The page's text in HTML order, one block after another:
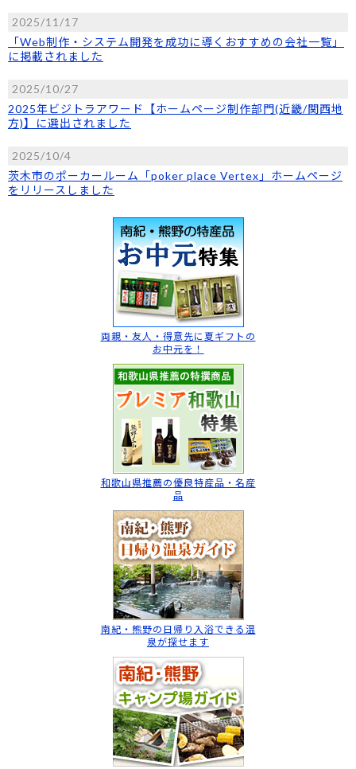
2025/11/17
「Web制作・システム開発を成功に導くおすすめの会社一覧」
に掲載されました
2025/10/27
2025年ビジトラアワード【ホームページ制作部門(近畿/関西地
方)】に選出されました
2025/10/4
茨木市のポーカールーム「poker place Vertex」ホームページ
をリリースしました
両親・友人・得意先に 夏ギフトの
お中元を！
和歌山県推薦の優良特産品・名産
品
南紀・熊野の日帰り入浴できる温
泉が探せます